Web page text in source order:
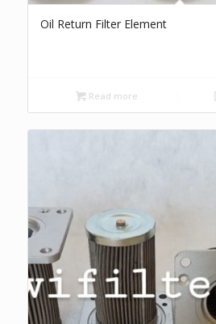
Oil Return Filter Element
Read more